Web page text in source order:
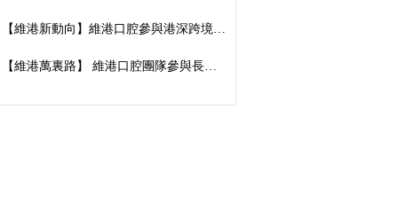
【維港新動向】維港口腔參與港深跨境學童港校通活動，搭建兩地學童溝通橋樑
【維港萬裏路】 維港口腔團隊參與長洲太平清醮 感受非遺文化魅力